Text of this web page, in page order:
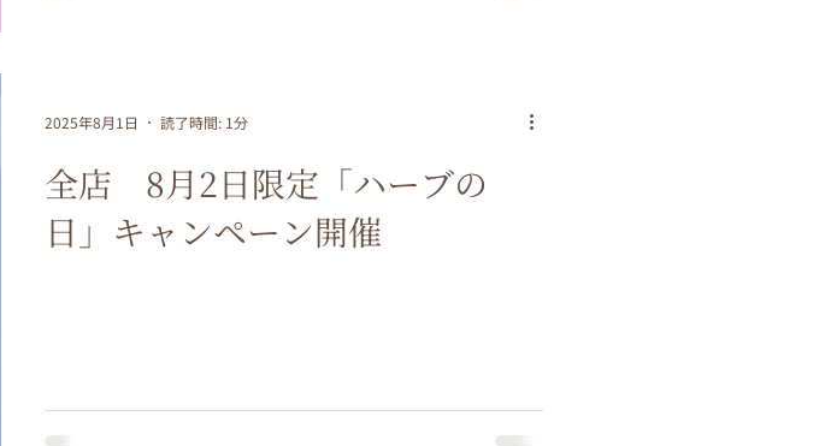
全店 8月2日限定「ハーブの
日」キャンペーン開催
2025年8月1日 読了時間: 1分